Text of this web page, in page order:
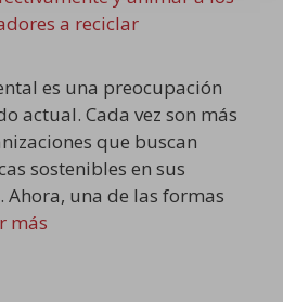
es una preocupación
actual. Cada vez son más
que buscan
sostenibles en sus
una de las formas
más